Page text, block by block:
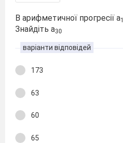
В арифметичної прогресії а1
Знайдіть а30
варіанти відповідей
173
63
60
65